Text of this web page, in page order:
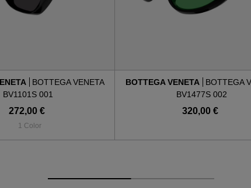
BOTTEGA VENETA
BV1101S 001
272,00 €
1 Color
BOTTEGA VENETA
BOTTEGA
BV1477S 002
320,00 €